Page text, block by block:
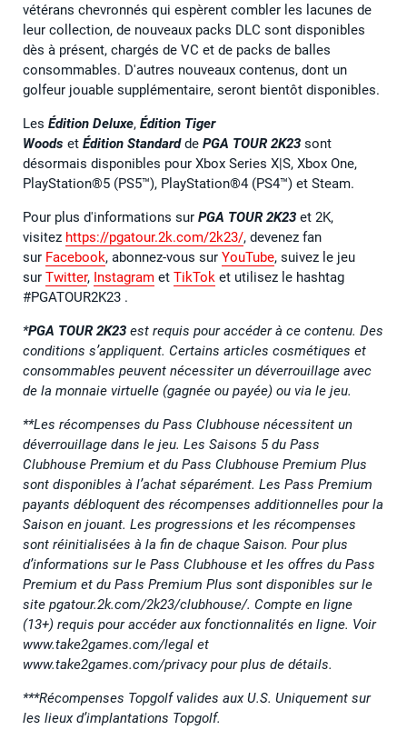
vétérans chevronnés qui espèrent combler les lacunes de
leur collection, de nouveaux packs DLC sont disponibles
dès à présent, chargés de VC et de packs de balles
consommables. D'autres nouveaux contenus, dont un
golfeur jouable supplémentaire, seront bientôt disponibles.
Les Édition Deluxe, Édition Tiger
Woods et Édition Standardde PGA TOUR 2K23 sont
désormais disponibles pour Xbox Series X|S, Xbox One,
PlayStation®5 (PS5™), PlayStation®4 (PS4™) et Steam.
​​Pour plus d'informations sur PGA TOUR 2K23 et 2K,
visitez https://pgatour.2k.com/2k23/, devenez fan
sur Facebook, abonnez-vous sur YouTube, suivez le jeu
sur Twitter, Instagram et TikTok et utilisez le hashtag
#PGATOUR2K23 .
*PGA TOUR 2K23 est requis pour accéder à ce contenu. Des
conditions s’appliquent. Certains articles cosmétiques et
consommables peuvent nécessiter un déverrouillage avec
de la monnaie virtuelle (gagnée ou payée) ou via le jeu.
**Les récompenses du Pass Clubhouse nécessitent un
déverrouillage dans le jeu. Les Saisons 5 du Pass
Clubhouse Premium et du Pass Clubhouse Premium Plus
sont disponibles à l’achat séparément. Les Pass Premium
payants débloquent des récompenses additionnelles pour la
Saison en jouant. Les progressions et les récompenses
sont réinitialisées à la fin de chaque Saison. Pour plus
d’informations sur le Pass Clubhouse et les offres du Pass
Premium et du Pass Premium Plus sont disponibles sur le
site pgatour.2k.com/2k23/clubhouse/. Compte en ligne
(13+) requis pour accéder aux fonctionnalités en ligne. Voir
www.take2games.com/legal et
www.take2games.com/privacy pour plus de détails.
***Récompenses Topgolf valides aux U.S. Uniquement sur
les lieux d’implantations Topgolf.